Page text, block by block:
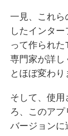
一見、これ
したインタ
って作られ
専門家が詳し
とほぼ変わり
そして、使用
ろ、このア
バージョンに